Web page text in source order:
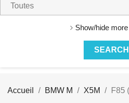
Show/hide
Accueil BMW M X5M F85